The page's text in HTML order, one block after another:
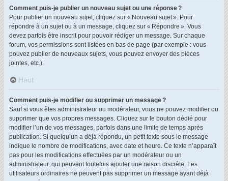
Comment puis-je publier un nouveau sujet ou une réponse ?
Pour publier un nouveau sujet, cliquez sur « Nouveau sujet ». Pour
répondre à un sujet ou à un message, cliquez sur « Répondre ». Vous
devez parfois être inscrit pour pouvoir rédiger un message. Sur chaque
forum, vos permissions sont listées en bas de page (par exemple : vous
pouvez publier de nouveaux sujets, vous pouvez envoyer des pièces
jointes, etc.).
Haut
Comment puis-je modifier ou supprimer un message ?
Sauf si vous êtes administrateur ou modérateur, vous ne pouvez modifier ou
supprimer que vos propres messages. Cliquez sur le bouton dédié pour
modifier l’un de vos messages, parfois dans une limite de temps après
publication. Si quelqu’un a déjà répondu, un petit texte sous le message
indique le nombre de modifications, avec date et heure. Ce texte n’apparaît
pas pour les modifications effectuées par un modérateur ou un
administrateur, qui peuvent toutefois ajouter une raison discrète. Les
utilisateurs ordinaires ne peuvent pas supprimer un message ayant déjà